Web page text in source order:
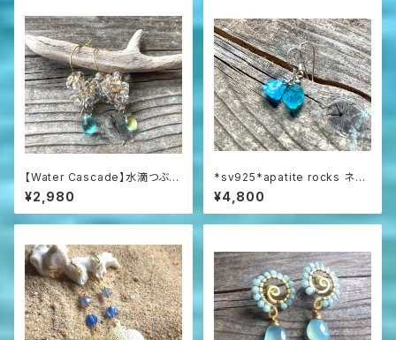
【Water Cascade】水滴つぶつ
ぶガラスと海の雫のフープピア
ス
¥2,980
*sv925*apatite rocks ネオ
ンブルーアパタイト原石の一粒
ピアス
¥4,800